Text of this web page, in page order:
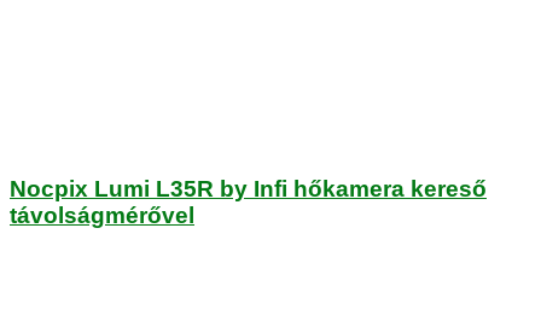
Nocpix Lumi L35R by Infi hőkamera kereső
távolságmérővel